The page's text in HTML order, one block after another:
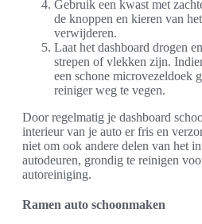
Gebruik een kwast met
de knoppen en kieren van
verwijderen.
Laat het dashboard drogen
strepen of vlekken zijn.
een schone microvezeldoek
reiniger weg te vegen.
Door regelmatig je dashboard
interieur van je auto er fris en
niet om ook andere delen van het
autodeuren, grondig te reinigen
autoreiniging.
Ramen auto schoonmaken